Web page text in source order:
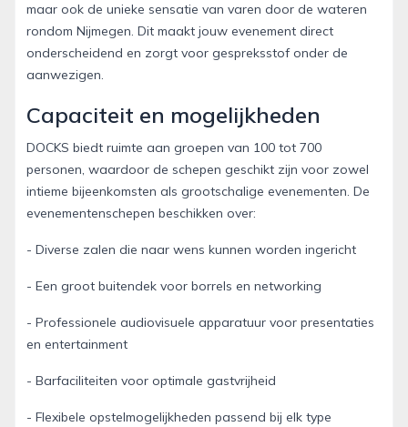
maar ook de unieke sensatie van varen door de wateren
rondom Nijmegen. Dit maakt jouw evenement direct
onderscheidend en zorgt voor gespreksstof onder de
aanwezigen.
Capaciteit en mogelijkheden
DOCKS biedt ruimte aan groepen van 100 tot 700
personen, waardoor de schepen geschikt zijn voor zowel
intieme bijeenkomsten als grootschalige evenementen. De
evenementenschepen beschikken over:
- Diverse zalen die naar wens kunnen worden ingericht
- Een groot buitendek voor borrels en networking
- Professionele audiovisuele apparatuur voor presentaties
en entertainment
- Barfaciliteiten voor optimale gastvrijheid
- Flexibele opstelmogelijkheden passend bij elk type